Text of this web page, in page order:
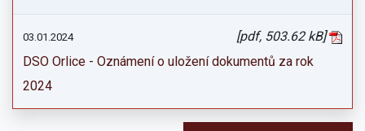
03.01.2024
[pdf, 503.62 kB]
DSO Orlice - Oznámení o uložení dokumentů za rok
2024